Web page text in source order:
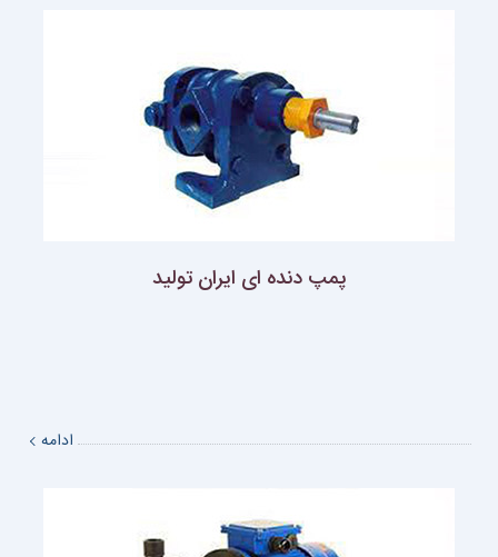
پمپ دنده اى ايران توليد
ادامه